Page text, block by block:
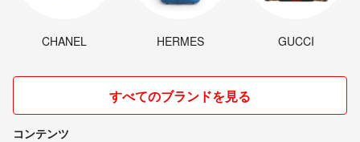
CHANEL HERMES GUCCI
すべてのブランドを見る
コンテンツ